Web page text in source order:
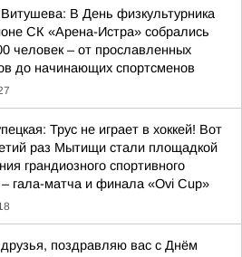
В День физкультурника
СК «Арена-Истра» собрались
человек – от прославленных
до начинающих спортсменов
Трус не играет в хоккей! Вот
раз Мытищи стали площадкой
грандиозного спортивного
гала-матча и финала «Ovi Cup»
поздравляю вас с Днём